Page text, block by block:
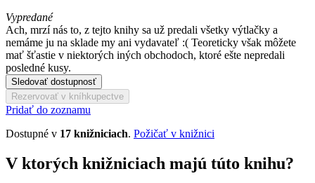
Vypredané
Ach, mrzí nás to, z tejto knihy sa už predali všetky výtlačky a
nemáme ju na sklade my ani vydavateľ :( Teoreticky však môžete
mať šťastie v niektorých iných obchodoch, ktoré ešte nepredali
posledné kusy.
Sledovať dostupnosť
Rezervovať v kníhkupectve
Pridať do zoznamu
Dostupné v 17 knižniciach. Požičať v knižnici
V ktorých knižniciach majú túto knihu?